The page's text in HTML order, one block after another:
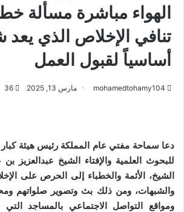
الهواء مباشرة مسألة
تنافي الإخلاص الذي
أساسياً لقبول العمل
mohamedtohamy104 مارس 13, 2025 36
دعا سماحة مفتي عام المملكة رئيس هيئة كبار
للبحوث العلمية والإفتاء الشيخ عبدالعزيز
الشيخ، الأئمة والخطباء إلى الحرص على
والشبهات، ومن ذلك بث وتصوير صلواتهم
ومواقع التواصل الاجتماعي بالمساجد